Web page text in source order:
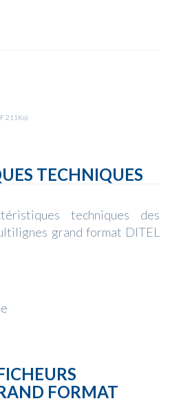
211Ko)
TECHNIQUES
techniques des
grand format DITEL
FORMAT